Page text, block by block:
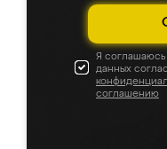
Я соглашаюсь
данных
соглашению